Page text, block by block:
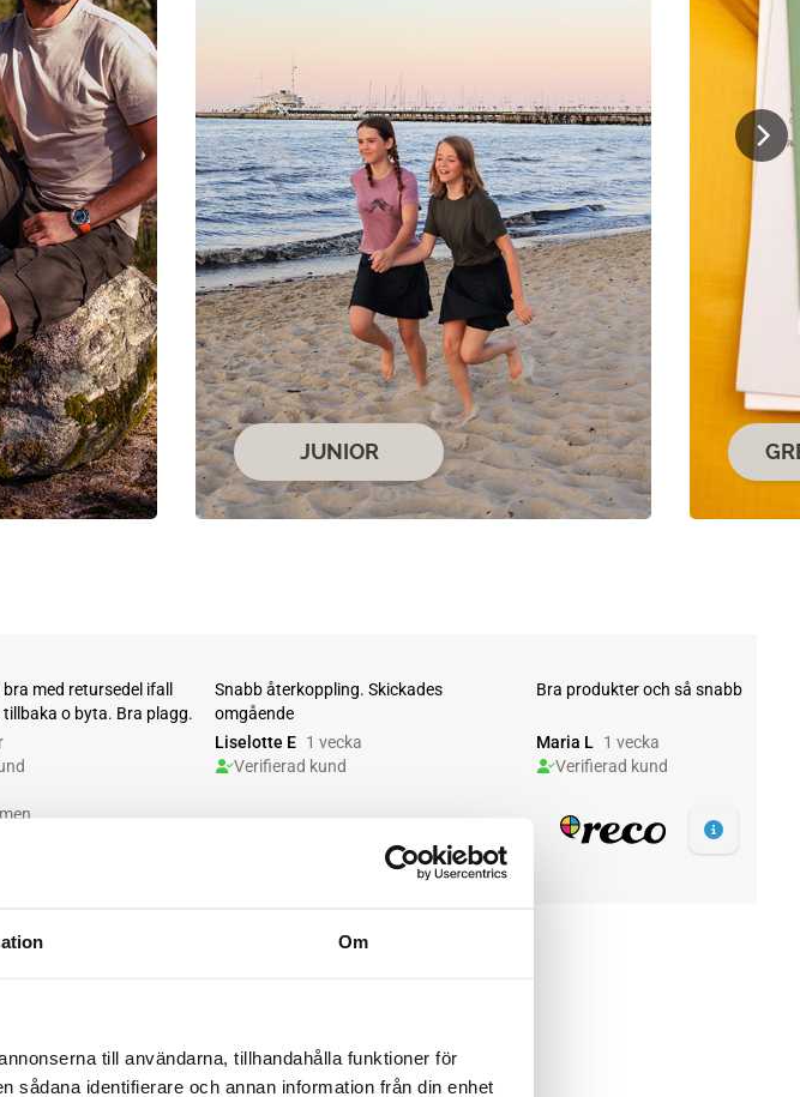
Om
till användarna, tillhandahålla funktioner för
sådana identifierare och annan information från din enhet
JUNIOR